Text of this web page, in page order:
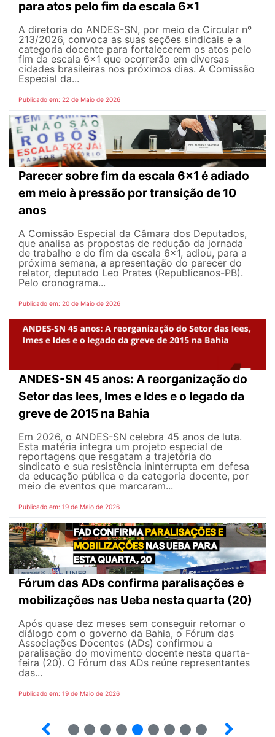
para atos pelo fim da escala 6x1
A diretoria do ANDES-SN, por meio da Circular nº
213/2026, convoca as suas seções sindicais e a
categoria docente para fortalecerem os atos pelo
fim da escala 6x1 que ocorrerão em diversas
cidades brasileiras nos próximos dias. A Comissão
Especial da...
Publicado em: 22 de Maio de 2026
Parecer sobre fim da escala 6x1 é adiado
em meio à pressão por transição de 10
anos
A Comissão Especial da Câmara dos Deputados,
que analisa as propostas de redução da jornada
de trabalho e do fim da escala 6x1, adiou, para a
próxima semana, a apresentação do parecer do
relator, deputado Leo Prates (Republicanos-PB).
Pelo cronograma...
Publicado em: 20 de Maio de 2026
ANDES-SN 45 anos: A reorganização do
Setor das Iees, Imes e Ides e o legado da
greve de 2015 na Bahia
Em 2026, o ANDES-SN celebra 45 anos de luta.
Esta matéria integra um projeto especial de
reportagens que resgatam a trajetória do
sindicato e sua resistência ininterrupta em defesa
da educação pública e da categoria docente, por
meio de eventos que marcaram...
Publicado em: 19 de Maio de 2026
Fórum das ADs confirma paralisações e
mobilizações nas Ueba nesta quarta (20)
Após quase dez meses sem conseguir retomar o
diálogo com o governo da Bahia, o Fórum das
Associações Docentes (ADs) confirmou a
paralisação do movimento docente nesta quarta-
feira (20). O Fórum das ADs reúne representantes
das...
Publicado em: 19 de Maio de 2026